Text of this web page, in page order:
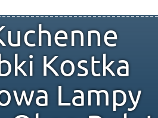
Kostka
Lampy